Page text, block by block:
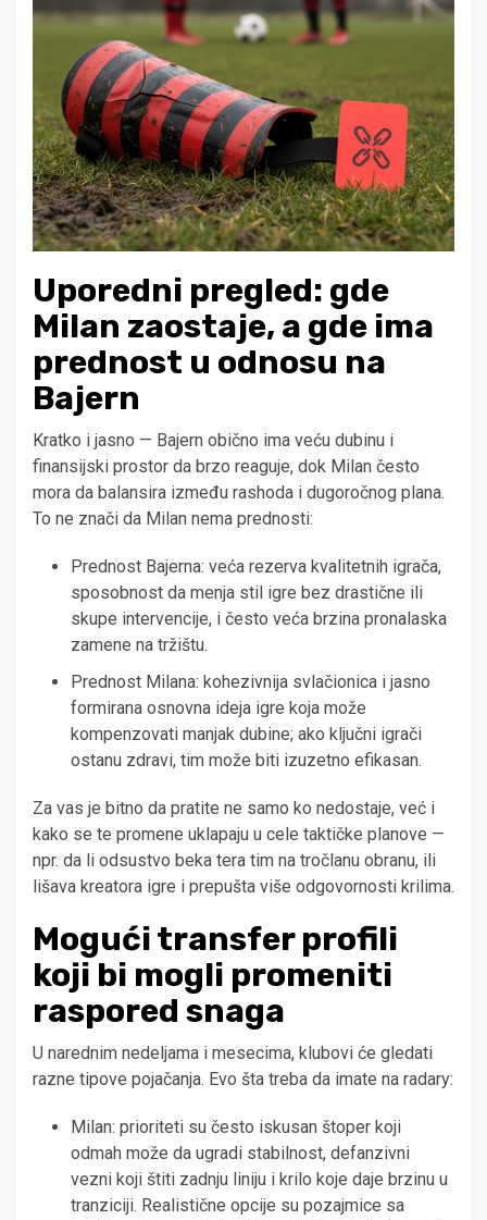
Uporedni pregled: gde
Milan zaostaje, a gde ima
prednost u odnosu na
Bajern
Kratko i jasno — Bajern obično ima veću dubinu i
finansijski prostor da brzo reaguje, dok Milan često
mora da balansira između rashoda i dugoročnog plana.
To ne znači da Milan nema prednosti:
Prednost Bajerna: veća rezerva kvalitetnih igrača,
sposobnost da menja stil igre bez drastične ili
skupe intervencije, i često veća brzina pronalaska
zamene na tržištu.
Prednost Milana: kohezivnija svlačionica i jasno
formirana osnovna ideja igre koja može
kompenzovati manjak dubine; ako ključni igrači
ostanu zdravi, tim može biti izuzetno efikasan.
Za vas je bitno da pratite ne samo ko nedostaje, već i
kako se te promene uklapaju u cele taktičke planove —
npr. da li odsustvo beka tera tim na tročlanu obranu, ili
lišava kreatora igre i prepušta više odgovornosti krilima.
Mogući transfer profili
koji bi mogli promeniti
raspored snaga
U narednim nedeljama i mesecima, klubovi će gledati
razne tipove pojačanja. Evo šta treba da imate na radarу:
Milan: prioriteti su često iskusan štoper koji
odmah može da ugradi stabilnost, defanzivni
vezni koji štiti zadnju liniju i krilo koje daje brzinu u
tranziciji. Realistične opcije su pozajmice sa